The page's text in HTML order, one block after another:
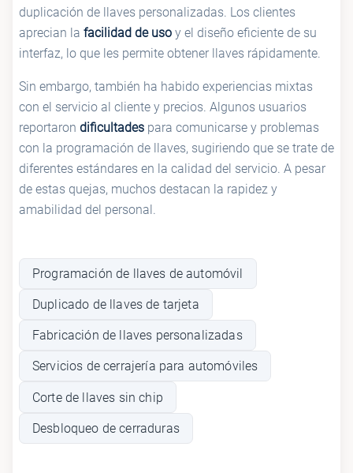
duplicación de llaves personalizadas. Los clientes
aprecian la facilidad de uso y el diseño eficiente de su
interfaz, lo que les permite obtener llaves rápidamente.
Sin embargo, también ha habido experiencias mixtas
con el servicio al cliente y precios. Algunos usuarios
reportaron dificultades para comunicarse y problemas
con la programación de llaves, sugiriendo que se trate de
diferentes estándares en la calidad del servicio. A pesar
de estas quejas, muchos destacan la rapidez y
amabilidad del personal.
Programación de llaves de automóvil
Duplicado de llaves de tarjeta
Fabricación de llaves personalizadas
Servicios de cerrajería para automóviles
Corte de llaves sin chip
Desbloqueo de cerraduras